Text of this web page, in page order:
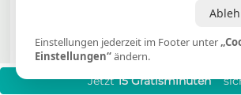
»Dein Weg zu Klarheit, Intuition und
Ihr Vorteil als Kunde bei uns
Einstellungen jederzeit im Footer unter
Einstellungen“ändern.
Jetzt15 Gratisminuten***